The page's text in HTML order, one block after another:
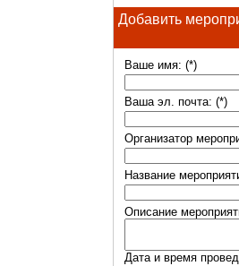
Добавить
Ваше имя: (*)
Ваша эл. почта: (*)
Организатор
Название
Описание
Дата и время